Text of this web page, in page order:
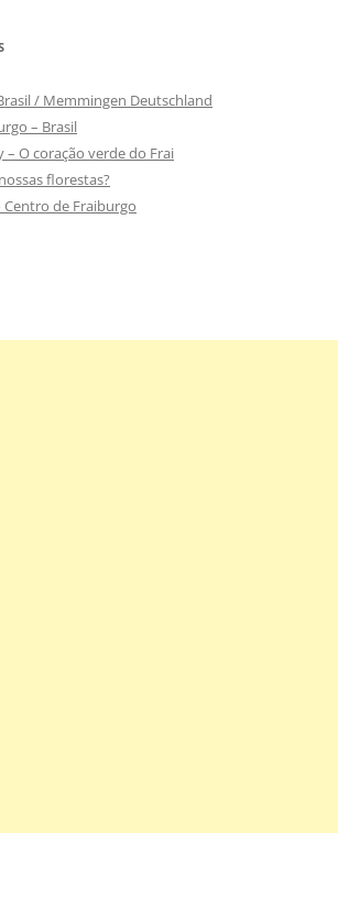
/ Memmingen Deutschland
– Brasil
– O coração verde do Frai
florestas?
de Fraiburgo